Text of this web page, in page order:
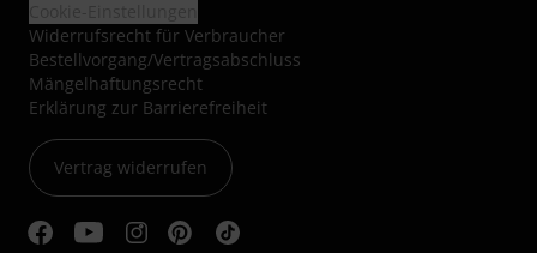
Widerrufsrecht für Verbraucher
Bestellvorgang/Vertragsabschluss
Mängelhaftungsrecht
Erklärung zur Barrierefreiheit
Vertrag widerrufen